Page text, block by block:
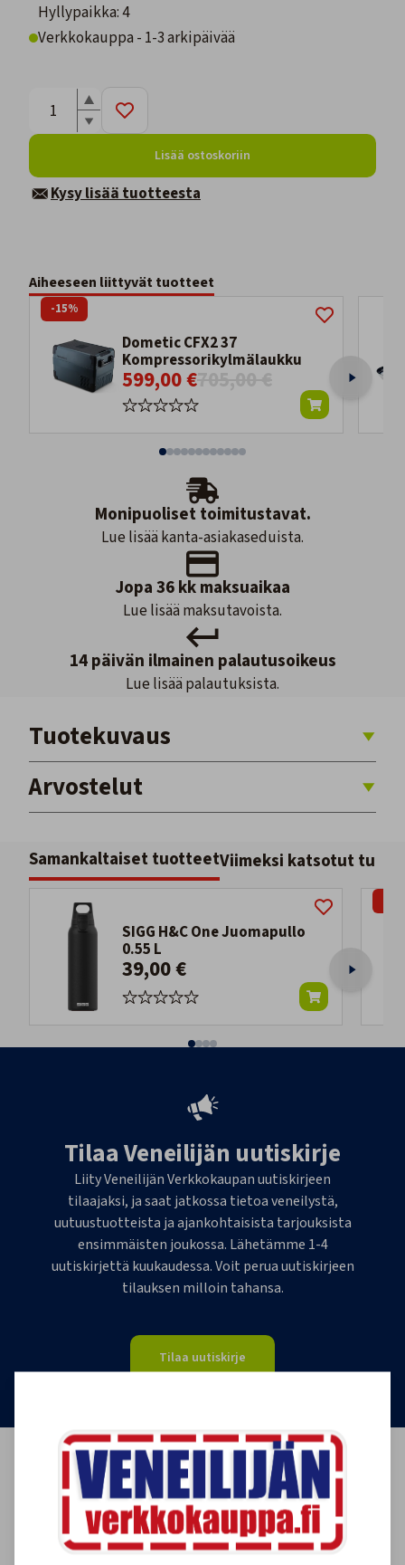
Hyllypaikka: 4
Verkkokauppa - 1-3 arkipäivää
Lisää ostoskoriin
Kysy lisää tuotteesta
Aiheeseen liittyvät tuotteet
Dometic CFX2 37
Kompressorikylmälaukku
599,00 €705,00 €
-15%
Monipuoliset toimitustavat.
Lue lisää kanta-asiakaseduista.
Jopa 36 kk maksuaikaa
Lue lisää maksutavoista.
14 päivän ilmainen palautusoikeus
Lue lisää palautuksista.
Tuotekuvaus
Arvostelut
Samankaltaiset tuotteetViimeksi katsotut
SIGG H&C One Juomapullo
0.55 L
39,00 €
Tilaa Veneilijän uutiskirje
Liity Veneilijän Verkkokaupan uutiskirjeen
tilaajaksi, ja saat jatkossa tietoa veneilystä,
uutuustuotteista ja ajankohtaisista tarjouksista
ensimmäisten joukossa. Lähetämme 1-4
uutiskirjettä kuukaudessa. Voit perua uutiskirjeen
tilauksen milloin tahansa.
Tilaa uutiskirje